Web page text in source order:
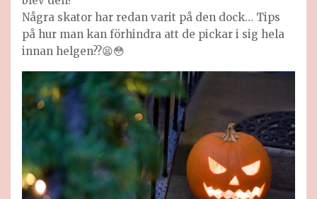
Några skator har redan varit på den dock… Tips
på hur man kan förhindra att de pickar i sig hela
innan helgen??😫😳